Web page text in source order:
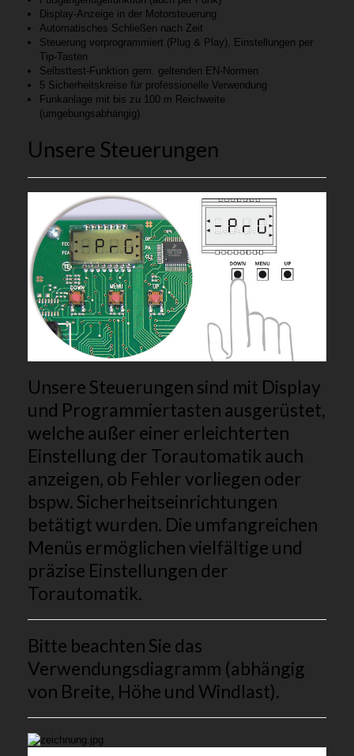
Display-Anzeige in der Motorsteuerung
Automatisches Schließen nach Zeit
Steuerung vorprogrammiert (Plug & Play), Einstellungen per
Tip-Tasten
Selbsttest-Funktion gem. geltenden EN-Normen
5 Sicherheitskreise für professionelle Verwendung
Funkanlage mit bis zu 100 m Reichweite
(umgebungsabhängig)
Unsere Steuerungen
Unsere Steuerungen sind mit Display
und Programmiertasten ausgerüstet,
welche außer einer erleichterten
Einstellung der Torautomatik auch
anzeigen, ob Fehler vorliegen oder
bspw. Sicherheitseinrichtungen
betätigt wurden. Die umfangreichen
Menüs ermöglichen vielfältige und
präzise Einstellungen der
Torautomatik.
Bitte beachten Sie das
Verwendungsdiagramm (abhängig
von Breite, Höhe und Windlast).